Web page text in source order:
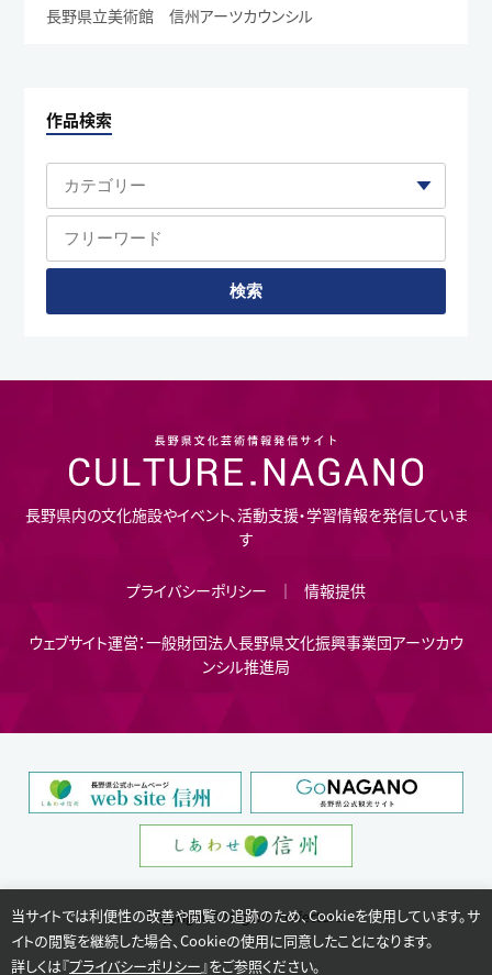
長野県立美術館 信州アーツカウンシル
作品検索
長野県内の文化施設やイベント、活動支援・学習情報を発信していま
す
プライバシーポリシー 情報提供
ウェブサイト運営：一般財団法人長野県文化振興事業団アーツカウ
ンシル推進局
Copyright © Nagano Prefecture.
当サイトでは利便性の改善や閲覧の追跡のため、Cookieを使用しています。サ
イトの閲覧を継続した場合、Cookieの使用に同意したことになります。
詳しくは『プライバシーポリシー 』をご参照ください。